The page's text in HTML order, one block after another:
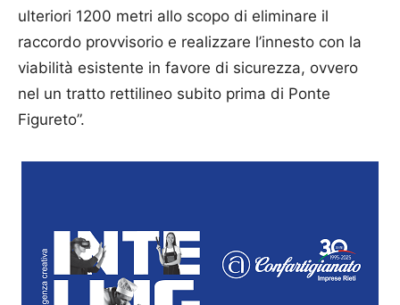
ulteriori 1200 metri allo scopo di eliminare il
raccordo provvisorio e realizzare l’innesto con la
viabilità esistente in favore di sicurezza, ovvero
nel un tratto rettilineo subito prima di Ponte
Figureto”.